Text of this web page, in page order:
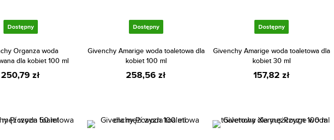
Dostępny
Organza woda
dla kobiet 100 ml
250,79 zł
Dostępny
Givenchy Amarige woda toaletowa dla
kobiet 100 ml
258,56 zł
Dostępny
Givenchy Amarige woda toaletowa dla
kobiet 30 ml
157,82 zł